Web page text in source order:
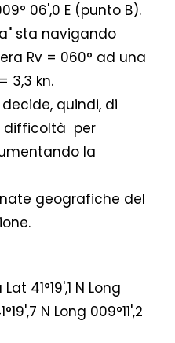
06',0 E (punto B).
sta navigando
Rv = 060° ad una
3,3 kn.
decide, quindi, di
difficoltà per
la
geografiche del
41°19',1 N Long
N Long 009°11',2